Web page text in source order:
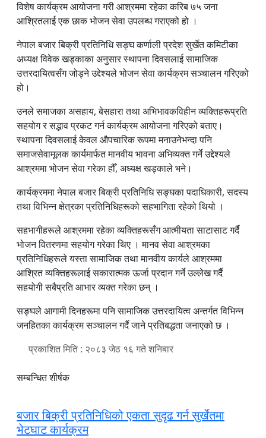
विशेष कार्यक्रम आयोजना गरी आश्रममा रहेका करिब ७५ जना
आश्रितलाई एक छाक भोजन सेवा उपलब्ध गराएको हो ।
नेपाल बजार बिक्री प्रतिनिधि सङ्घ कर्णाली प्रदेश सुर्खेत कमिटीका
अध्यक्ष विवेक खड्काका अनुसार स्थापना दिवसलाई सामाजिक
उत्तरदायित्वसँग जोड्ने उद्देश्यले भोजन सेवा कार्यक्रम सञ्चालन गरिएको
हो।
उनले समाजका असहाय, बेसहारा तथा अभिभावकविहीन व्यक्तिहरूप्रति
सहयोग र सद्भाव प्रकट गर्न कार्यक्रम आयोजना गरिएको बताए।
स्थापना दिवसलाई केवल औपचारिक रूपमा मनाउनेभन्दा पनि
समाजसेवामूलक कार्यमार्फत मानवीय भावना अभिव्यक्त गर्ने उद्देश्यले
आश्रममा भोजन सेवा गरेका हौँ, अध्यक्ष खड्काले भने।
कार्यक्रममा नेपाल बजार बिक्री प्रतिनिधि सङ्घका पदाधिकारी, सदस्य
तथा विभिन्न क्षेत्रका प्रतिनिधिहरूको सहभागिता रहेको थियो ।
सहभागीहरूले आश्रममा रहेका व्यक्तिहरूसँग आत्मीयता साटासाट गर्दै
भोजन वितरणमा सहयोग गरेका थिए । मानव सेवा आश्रमका
प्रतिनिधिहरूले यस्ता सामाजिक तथा मानवीय कार्यले आश्रममा
आश्रित व्यक्तिहरूलाई सकारात्मक ऊर्जा प्रदान गर्ने उल्लेख गर्दै
सहयोगी सबैप्रति आभार व्यक्त गरेका छन् ।
सङ्घले आगामी दिनहरूमा पनि सामाजिक उत्तरदायित्व अन्तर्गत विभिन्न
जनहितका कार्यक्रम सञ्चालन गर्दै जाने प्रतिबद्धता जनाएको छ ।
प्रकाशित मिति : २०८३ जेठ १६ गते शनिबार
सम्बन्धित शीर्षक
बजार बिक्री प्रतिनिधिको एकता सुदृढ गर्न सुर्खेतमा
भेटघाट कार्यक्रम